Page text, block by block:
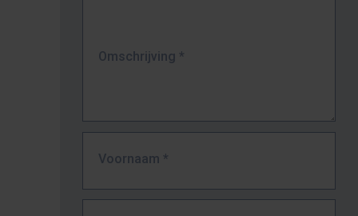
Omschrijving *
Voornaam *